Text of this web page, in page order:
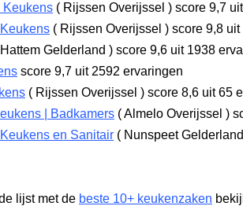
Keukens ( Rijssen Overijssel ) score 9,7
( Rijssen Overijssel ) score 9,8 uit
Hattem Gelderland ) score 9,6 uit 1938
score 9,7 uit 2592 ervaringen
( Rijssen Overijssel ) score 8,6 uit 65
| Badkamers (Almelo Overijssel )
en Sanitair ( Nunspeet Gelderland
lijst met de beste 10+ keukenzaken